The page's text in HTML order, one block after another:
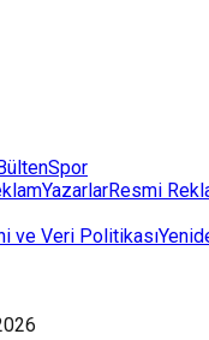
BültenSpor
YazarlarResmi
ve Veri Politikası